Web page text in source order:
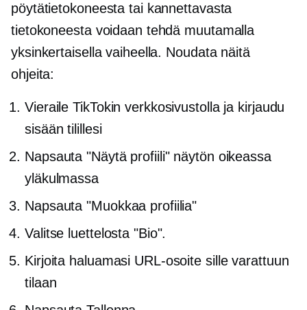
pöytätietokoneesta tai kannettavasta
tietokoneesta voidaan tehdä muutamalla
yksinkertaisella vaiheella. Noudata näitä
ohjeita:
Vieraile TikTokin verkkosivustolla ja kirjaudu
sisään tilillesi
Napsauta "Näytä profiili" näytön oikeassa
yläkulmassa
Napsauta "Muokkaa profiilia"
Valitse luettelosta "Bio".
Kirjoita haluamasi URL-osoite sille varattuun
tilaan